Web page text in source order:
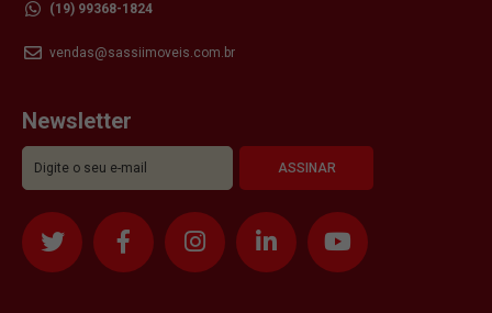
(19) 99368-1824
vendas@sassiimoveis.com.br
Newsletter